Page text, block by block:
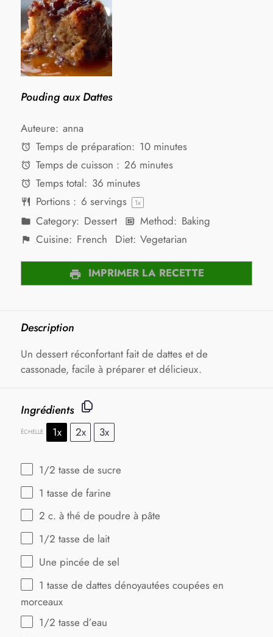
Pouding aux Dattes
Auteure: anna
Temps de préparation: 10 minutes
Temps de cuisson : 26 minutes
Temps total: 36 minutes
Portions : 6 servings 1x
Category: Dessert Method: Baking
Cuisine: French Diet: Vegetarian
IMPRIMER LA RECETTE
Description
Un dessert réconfortant fait de dattes et de
cassonade, facile à préparer et délicieux.
Ingrédients
ÉCHELLE 1x 2x 3x
1/2 tasse de sucre
1 tasse de farine
2 c. à thé de poudre à pâte
1/2 tasse de lait
Une pincée de sel
1 tasse de dattes dénoyautées coupées en
morceaux
1/2 tasse d’eau